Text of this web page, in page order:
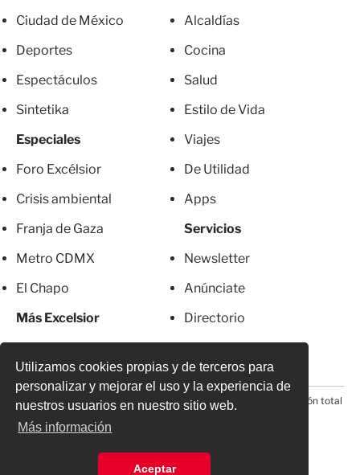
Utilizamos cookies propias y de terceros para
personalizar y mejorar el uso y la experiencia de
nuestros usuarios en nuestro sitio web.
Más información
Aceptar
Ciudad de México
Deportes
Espectáculos
Sintetika
Especiales
Foro Excélsior
Crisis ambiental
Franja de Gaza
Metro CDMX
El Chapo
Más Excelsior
Alcaldías
Cocina
Salud
Estilo de Vida
Viajes
De Utilidad
Apps
Servicios
Newsletter
Anúnciate
Directorio
© 2026 Todos los derechos reservados. Prohibida la reproducción total
o parcial, incluyendo cualquier medio electrónico*